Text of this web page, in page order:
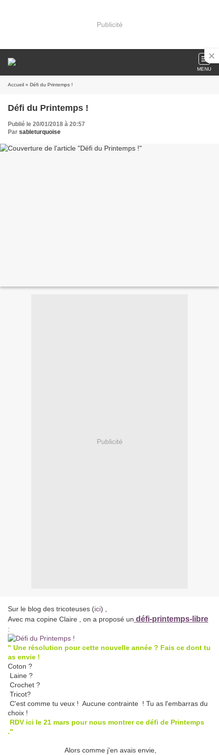
Publicité
MENU
Accueil » Défi du Printemps !
Défi du Printemps !
Publié le 20/01/2018 à 20:57
Par sableturquoise
Publicité
Sur le blog des tricoteuses (ici) ,
Avec ma copine Claire , on a proposé un défi-printemps-libre
:
" Une résolution pour cette nouvelle année ? Fais ce dont tu
as envie !
Coton ?
Laine ?
Crochet ?
Tricot?
C'est comme tu veux ! Aucune contrainte ! Tu as l'embarras du
choix !
RDV ici le 21 mars pour nous montrer ce défi de Printemps
."
Alors comme j'en avais envie,